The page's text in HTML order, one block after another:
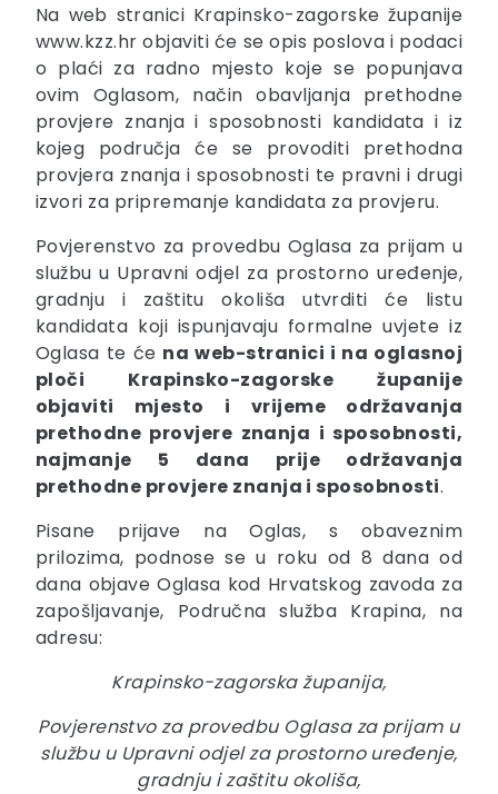
Na web stranici Krapinsko-zagorske županije
www.kzz.hr objaviti će se opis poslova i podaci
o plaći za radno mjesto koje se popunjava
ovim Oglasom, način obavljanja prethodne
provjere znanja i sposobnosti kandidata i iz
kojeg područja će se provoditi prethodna
provjera znanja i sposobnosti te pravni i drugi
izvori za pripremanje kandidata za provjeru.
Povjerenstvo za provedbu Oglasa za prijam u
službu u Upravni odjel za prostorno uređenje,
gradnju i zaštitu okoliša utvrditi će listu
kandidata koji ispunjavaju formalne uvjete iz
Oglasa te će na web-stranici i na oglasnoj
ploči Krapinsko-zagorske županije
objaviti mjesto i vrijeme održavanja
prethodne provjere znanja i sposobnosti,
najmanje 5 dana prije održavanja
prethodne provjere znanja i sposobnosti.
Pisane prijave na Oglas, s obaveznim
prilozima, podnose se u roku od 8 dana od
dana objave Oglasa kod Hrvatskog zavoda za
zapošljavanje, Područna služba Krapina, na
adresu:
Krapinsko-zagorska županija,
Povjerenstvo za provedbu Oglasa za prijam u
službu u Upravni odjel za prostorno uređenje,
gradnju i zaštitu okoliša,